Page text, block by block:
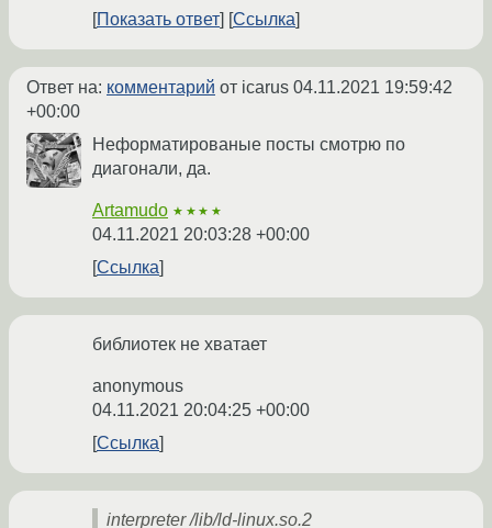
Показать ответ Ссылка
Ответ на: комментарий от icarus 04.11.2021 19:59:42
+00:00
Неформатированые посты смотрю по
диагонали, да.
Artamudo ★★★★
04.11.2021 20:03:28 +00:00
Ссылка
библиотек не хватает
anonymous
04.11.2021 20:04:25 +00:00
Ссылка
interpreter /lib/ld-linux.so.2